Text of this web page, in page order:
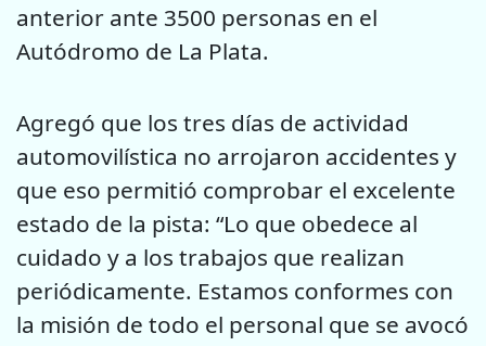
anterior ante 3500 personas en el
Autódromo de La Plata.
Agregó que los tres días de actividad
automovilística no arrojaron accidentes y
que eso permitió comprobar el excelente
estado de la pista: “Lo que obedece al
cuidado y a los trabajos que realizan
periódicamente. Estamos conformes con
la misión de todo el personal que se avocó